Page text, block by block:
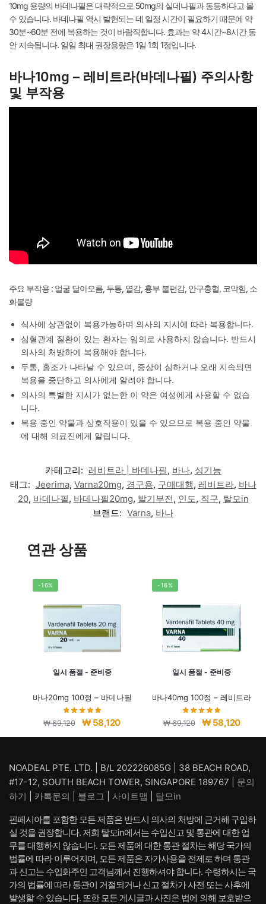
10mg 용량의 바데나필은 대략적으로 50mg의 실데나필과 동등하다고 볼
수 있습니다. 바데나필 역시 발현되는 데 일정 시간이 필요하기 때문에 약
30분~60분 전에 복용하는 것이 바람직합니다. 효과는 약 4시간~8시간 동
안 지속됩니다. 일일 최대 권장용량은 1일 1회 1정입니다.
바나10mg – 레비트라(바데나필) 주의사항
및 부작용
주요 부작용 : 얼굴 달아오름, 두통, 열감, 흉부 불편감, 안구충혈, 코막힘, 소
화불량
식사에 상관없이 복용가능하며 의사의 지시에 따라 복용합니다.
심혈관계 질환이 있는 환자는 임의로 사용하지 않습니다. 반드시
의사의 처방하에 복용해야 합니다.
두통, 홍조가 나타날 수 있으며, 증상이 심하거나 오래 지속되면
복용을 중단하고 의사에게 알려야 합니다.
의사의 특별한 지시가 없는한 이 약은 여성에게 사용할 수 없습
니다.
복용 중인 약물과 상호작용이 있을 수 있으므로 복용 중인 약물
에 대해 의료진에게 알립니다.
카테고리: 레비트라 | 바데나필, 바나, 성기능
태그: Jeerima, Varna20mg, 경구용, 구매대행, 레비트라, 바나
20, 바데나필, 바데나필20mg, 발기부전, 인도, 직구, 탈모in
브랜드: Varna, 바나
연관 상품
-16%
일시 품절 - 준비중
바나20mg 100정 – 바데나필
₩69,120
원
래
격:
₩ 69,120.
₩ 58,120현
재
격:
₩ 58,120.
-16%
일시 품절 - 준비중
바나40mg 100정 – 레비트라
₩69,120
원
래
격:
₩ 69,120.
₩ 58,120현
재
격:
₩
NOADEAL PTE. LTD. | B/L 202226085G | 38 BEACH ROAD,
#17-12, SOUTH BEACH TOWER, SINGAPORE 189767 | 문의
하기
카톡문의 블로그 사이트맵 탈모in
핀페시아를 포함한 모든 제품은 반드시 의사의 처방에 근거해 구입하
실 것을 권장합니다. 저희 탈모in에서는 수입신고 및 통관에 대한 업
무를 대행하지 않습니다. 모든 제품에 대한 통관 절차는 해당 국가의
법률에 따라 이루어지며, 모든 제품은 자가사용을 전제로 하며 통관
과 신고는 수입화주인 고객님께서 진행하셔야 합니다. 수령하시는 국
가의 법률에 따라 통관이 거절되거나 신고 절차가 사전 또는 사후에
발생할 수 있습니다. 또한 모든 게시글과 사진은 법에 의해 보호받으